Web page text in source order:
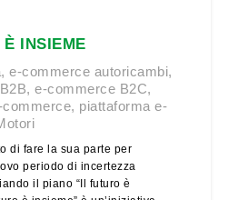
È INSIEME
,e-commerce autoricambi,
,e-commerce B2C,
commerce, piattaforma e-
di fare la sua parte per
periodo di incertezza
il piano “Il futuro è